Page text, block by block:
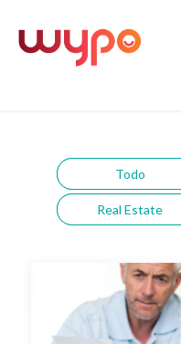
Todo
Real Estate